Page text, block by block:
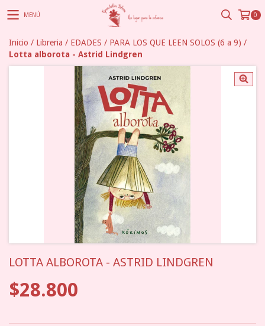
MENÚ 0
Inicio / Libreria / EDADES / PARA LOS QUE LEEN SOLOS (6 a 9) /
Lotta alborota - Astrid Lindgren
LOTTA ALBOROTA - ASTRID LINDGREN
$28.800